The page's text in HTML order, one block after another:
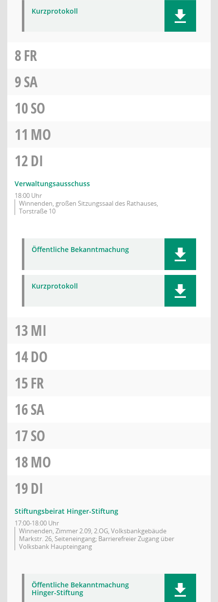
Kurzprotokoll
8FR
9SA
10SO
11 MO
12DI
Verwaltungsausschuss
18:00 Uhr
Winnenden, großen Sitzungssaal des Rathauses,
Torstraße 10
Öffentliche Bekanntmachung
Kurzprotokoll
13MI
14DO
15FR
16SA
17SO
18MO
19DI
Stiftungsbeirat Hinger-Stiftung
17:00-18:00 Uhr
Winnenden, Zimmer 2.09, 2.OG, Volksbankgebäude
Markstr. 26, Seiteneingang; Barrierefreier Zugang über
Volksbank Haupteingang
Öffentliche Bekanntmachung
Hinger-Stiftung